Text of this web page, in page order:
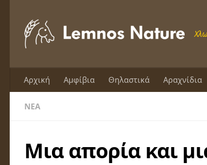
Αρχική Αμφίβια Θηλαστικά Αραχνίδια
ΝΈΑ
Μια απορία και